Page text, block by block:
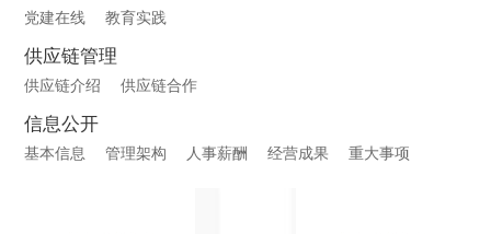
党建在线 教育实践
供应链管理
供应链介绍 供应链合作
信息公开
基本信息 管理架构 人事薪酬 经营成果 重大事项